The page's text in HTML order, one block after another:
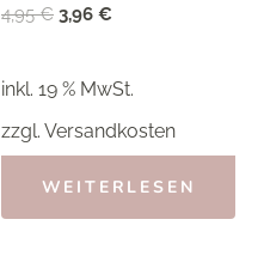
4,95€ Ursprünglicher
4,95 €
3,96 €
3,96 €.
inkl. 19 % MwSt.
zzgl. Versandkosten
WEITERLESEN